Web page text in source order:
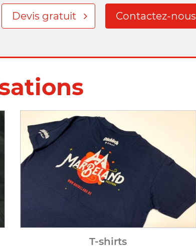
Devis gratuit Contactez-nous
T-shirts